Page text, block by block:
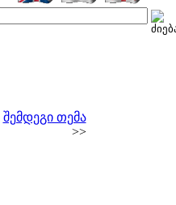
შემდეგი თემა
>>